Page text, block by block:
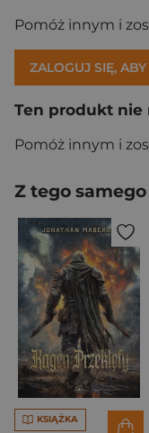
Pomóż innym i
ZALOGUJ SIĘ,
Ten produkt nie
Pomóż innym i
Z tego
KSIĄŻKA